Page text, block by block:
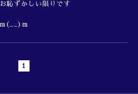
恥ずかしい限りです
m(__)m
1